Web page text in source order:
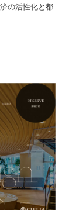
の活性化と都